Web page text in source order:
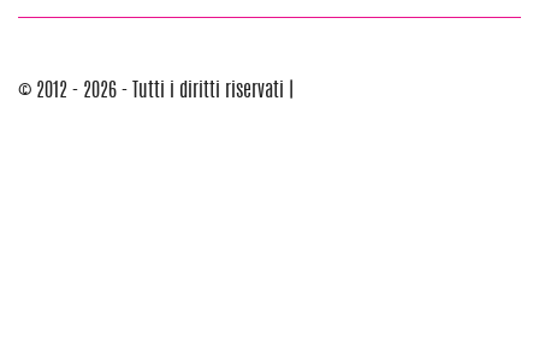
© 2012 - 2026 - Tutti i diritti riservati |